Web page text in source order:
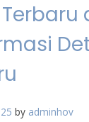
by adminhov